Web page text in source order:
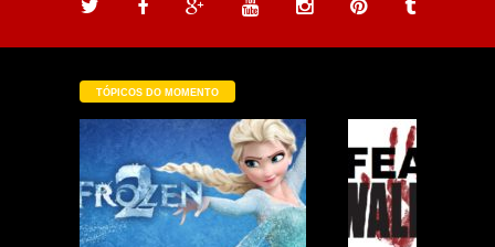
TÓPICOS DO MOMENTO